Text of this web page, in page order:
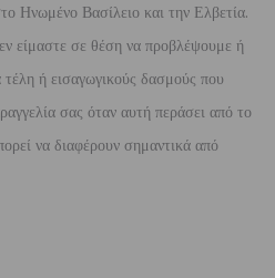
Ηνωμένο Βασίλειο και την Ελβετία.
είμαστε σε θέση να προβλέψουμε ή
τέλη ή εισαγωγικούς δασμούς που
σας όταν αυτή περάσει από το
να διαφέρουν σημαντικά από